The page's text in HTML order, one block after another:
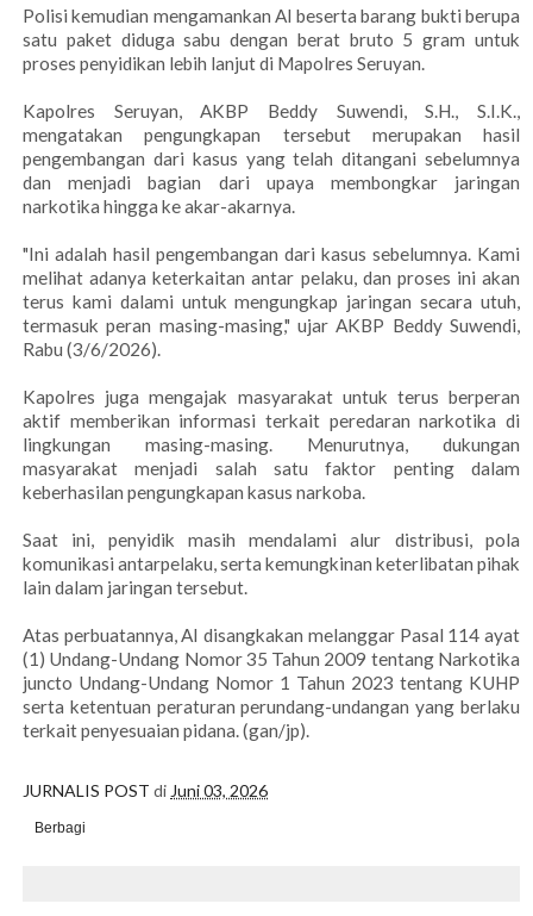
Polisi kemudian mengamankan AI beserta barang bukti berupa
satu paket diduga sabu dengan berat bruto 5 gram untuk
proses penyidikan lebih lanjut di Mapolres Seruyan.
Kapolres Seruyan, AKBP Beddy Suwendi, S.H., S.I.K.,
mengatakan pengungkapan tersebut merupakan hasil
pengembangan dari kasus yang telah ditangani sebelumnya
dan menjadi bagian dari upaya membongkar jaringan
narkotika hingga ke akar-akarnya.
"Ini adalah hasil pengembangan dari kasus sebelumnya. Kami
melihat adanya keterkaitan antar pelaku, dan proses ini akan
terus kami dalami untuk mengungkap jaringan secara utuh,
termasuk peran masing-masing," ujar AKBP Beddy Suwendi,
Rabu (3/6/2026).
Kapolres juga mengajak masyarakat untuk terus berperan
aktif memberikan informasi terkait peredaran narkotika di
lingkungan masing-masing. Menurutnya, dukungan
masyarakat menjadi salah satu faktor penting dalam
keberhasilan pengungkapan kasus narkoba.
Saat ini, penyidik masih mendalami alur distribusi, pola
komunikasi antarpelaku, serta kemungkinan keterlibatan pihak
lain dalam jaringan tersebut.
Atas perbuatannya, AI disangkakan melanggar Pasal 114 ayat
(1) Undang-Undang Nomor 35 Tahun 2009 tentang Narkotika
juncto Undang-Undang Nomor 1 Tahun 2023 tentang KUHP
serta ketentuan peraturan perundang-undangan yang berlaku
terkait penyesuaian pidana. (gan/jp).
JURNALIS POST di Juni 03, 2026
Berbagi